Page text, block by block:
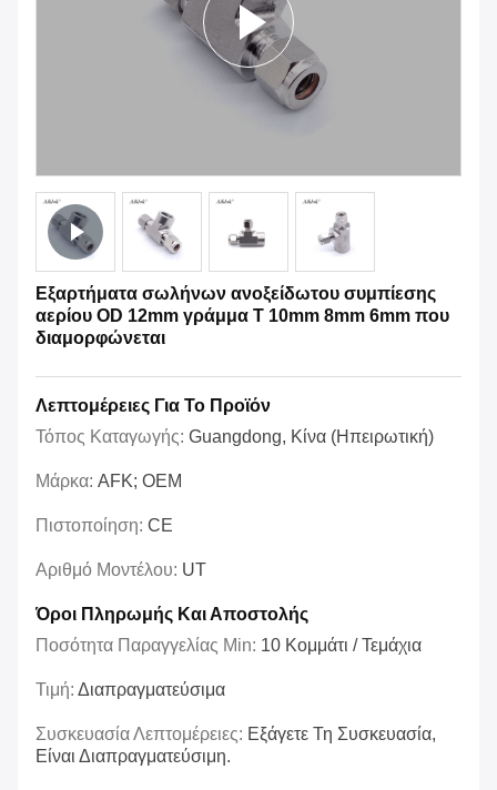
Εξαρτήματα σωλήνων ανοξείδωτου συμπίεσης
αερίου OD 12mm γράμμα Τ 10mm 8mm 6mm που
διαμορφώνεται
Λεπτομέρειες Για Το Προϊόν
Τόπος Καταγωγής: Guangdong, Κίνα (Ηπειρωτική)
Μάρκα: AFK; OEM
Πιστοποίηση: CE
Αριθμό Μοντέλου: UT
Όροι Πληρωμής Και Αποστολής
Ποσότητα Παραγγελίας Min: 10 Κομμάτι / Τεμάχια
Τιμή: Διαπραγματεύσιμα
Συσκευασία Λεπτομέρειες: Εξάγετε Τη Συσκευασία,
Είναι Διαπραγματεύσιμη.